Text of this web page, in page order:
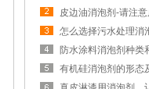
怎么选择污水处理消
有机硅消泡剂的形态